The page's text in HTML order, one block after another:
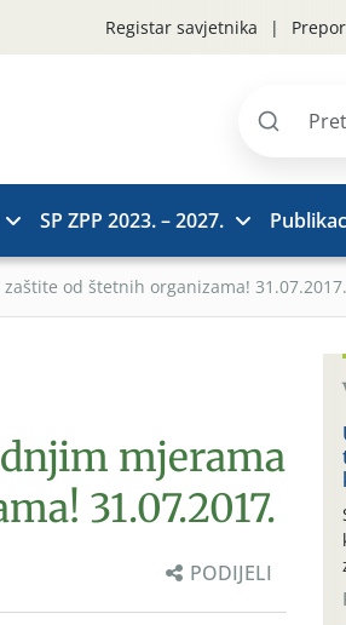
Registar savjetnika
Pretraži
SP ZPP 2023. – 2027.
od štetnih organizama! 31.07.2017.
mjerama
31.07.2017.
PODIJELI